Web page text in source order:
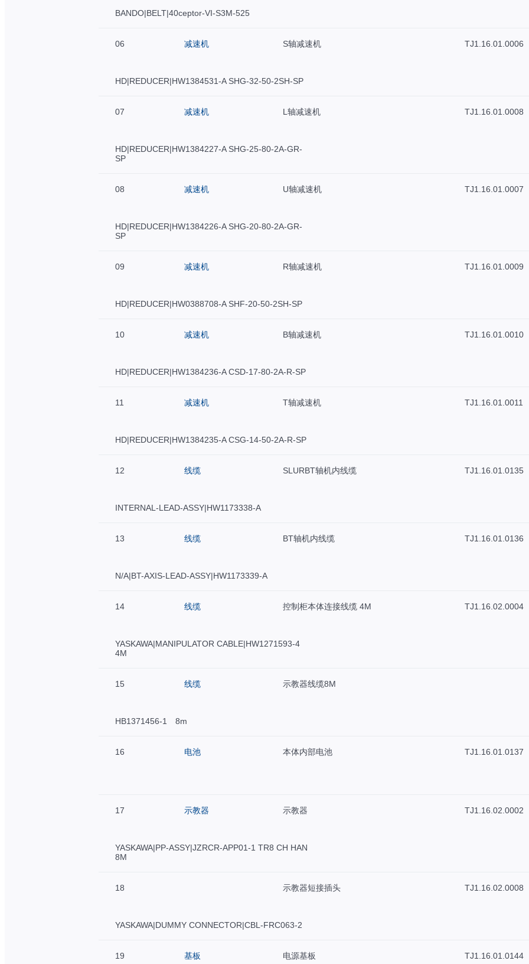
BANDO|BELT|40ceptor-VI-S3M-525
06 减速机 S轴减速机 TJ1.16.01.0006
HD|REDUCER|HW1384531-A SHG-32-50-2SH-SP
07 减速机 L轴减速机 TJ1.16.01.0008
HD|REDUCER|HW1384227-A SHG-25-80-2A-GR-
SP
08 减速机 U轴减速机 TJ1.16.01.0007
HD|REDUCER|HW1384226-A SHG-20-80-2A-GR-
SP
09 减速机 R轴减速机 TJ1.16.01.0009
HD|REDUCER|HW0388708-A SHF-20-50-2SH-SP
10 减速机 B轴减速机 TJ1.16.01.0010
HD|REDUCER|HW1384236-A CSD-17-80-2A-R-SP
11 减速机 T轴减速机 TJ1.16.01.0011
HD|REDUCER|HW1384235-A CSG-14-50-2A-R-SP
12 线缆 SLURBT轴机内线缆 TJ1.16.01.0135
INTERNAL-LEAD-ASSY|HW1173338-A
13 线缆 BT轴机内线缆 TJ1.16.01.0136
N/A|BT-AXIS-LEAD-ASSY|HW1173339-A
14 线缆 控制柜本体连接线缆 4M TJ1.16.02.0004
YASKAWA|MANIPULATOR CABLE|HW1271593-4
4M
15 线缆 示教器线缆8M
HB1371456-1 8m
16 电池 本体内部电池 TJ1.16.01.0137
17 示教器 示教器 TJ1.16.02.0002
YASKAWA|PP-ASSY|JZRCR-APP01-1 TR8 CH HAN
8M
18 示教器短接插头 TJ1.16.02.0008
YASKAWA|DUMMY CONNECTOR|CBL-FRC063-2
19 基板 电源基板 TJ1.16.01.0144